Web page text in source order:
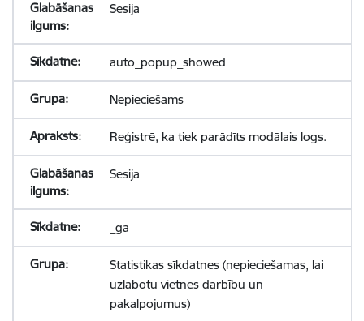
Sesija
auto_popup_showed
Nepieciešams
Reģistrē, ka tiek parādīts modālais logs.
Sesija
_ga
Statistikas sīkdatnes (nepieciešamas, lai
uzlabotu vietnes darbību un
pakalpojumus)